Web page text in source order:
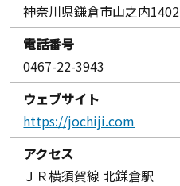
神奈川県鎌倉市山之内1402
電話番号
0467-22-3943
ウェブサイト
https://jochiji.com
アクセス
ＪＲ横須賀線 北鎌倉駅